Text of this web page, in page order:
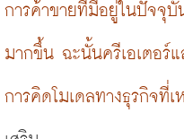
การค้าขายที่มีอยู่ในปัจจุ
มากขึ้น ฉะนั้นครีเอเตอร์
การคิดโมเดลทางธุรกิจที่เ